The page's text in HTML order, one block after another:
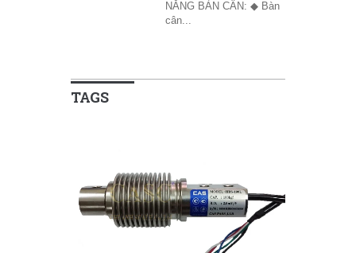
NĂNG BÀN CÂN: ◆ Bàn
cân...
TAGS